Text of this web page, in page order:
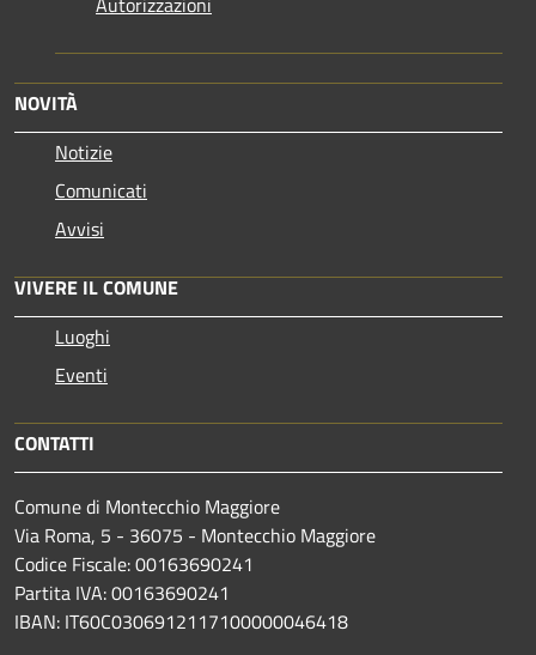
NOVITÀ
Notizie
Comunicati
Avvisi
VIVERE IL COMUNE
Luoghi
Eventi
CONTATTI
Comune di Montecchio Maggiore
Via Roma, 5 - 36075 - Montecchio Maggiore
Codice Fiscale: 00163690241
Partita IVA: 00163690241
IBAN: IT60C0306912117100000046418